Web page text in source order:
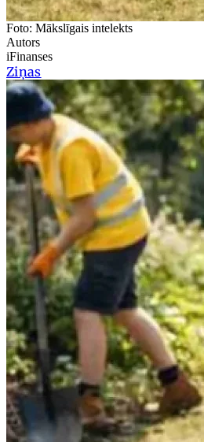
Foto: Mākslīgais intelekts
Autors
iFinanses
Ziņas